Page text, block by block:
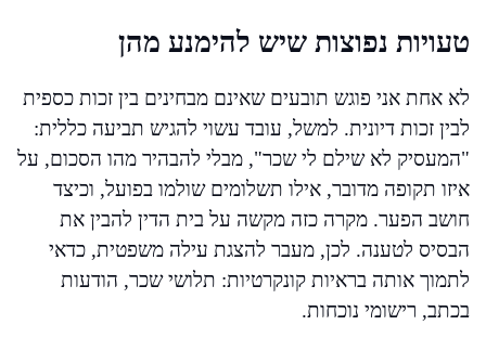
טעויות נפוצות שיש להימנע מהן
לא אחת אני פוגש תובעים שאינם מבחינים בין זכות כספית
לבין זכות דיונית. למשל, עובד עשוי להגיש תביעה כללית:
"המעסיק לא שילם לי שכר", מבלי להבהיר מהו הסכום, על
איזו תקופה מדובר, אילו תשלומים שולמו בפועל, וכיצד
חושב הפער. מקרה כזה מקשה על בית הדין להבין את
הבסיס לטענה. לכן, מעבר להצגת עילה משפטית, כדאי
לתמוך אותה בראיות קונקרטיות: תלושי שכר, הודעות
בכתב, רישומי נוכחות.